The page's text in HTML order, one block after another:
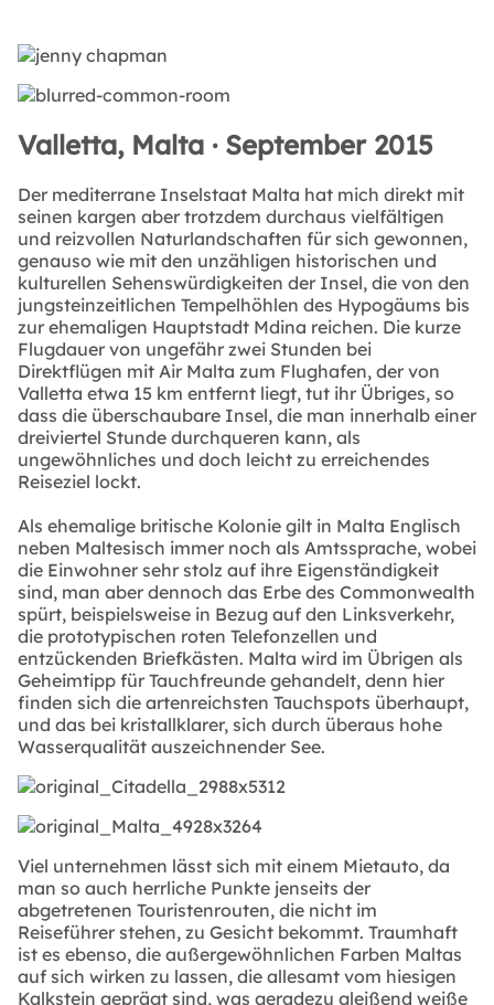
Valletta, Malta · September 2015
Der mediterrane Inselstaat Malta hat mich direkt mit
seinen kargen aber trotzdem durchaus vielfältigen
und reizvollen Naturlandschaften für sich gewonnen,
genauso wie mit den unzähligen historischen und
kulturellen Sehenswürdigkeiten der Insel, die von den
jungsteinzeitlichen Tempelhöhlen des Hypogäums bis
zur ehemaligen Hauptstadt Mdina reichen. Die kurze
Flugdauer von ungefähr zwei Stunden bei
Direktflügen mit Air Malta zum Flughafen, der von
Valletta etwa 15 km entfernt liegt, tut ihr Übriges, so
dass die überschaubare Insel, die man innerhalb einer
dreiviertel Stunde durchqueren kann, als
ungewöhnliches und doch leicht zu erreichendes
Reiseziel lockt.
Als ehemalige britische Kolonie gilt in Malta Englisch
neben Maltesisch immer noch als Amtssprache, wobei
die Einwohner sehr stolz auf ihre Eigenständigkeit
sind, man aber dennoch das Erbe des Commonwealth
spürt, beispielsweise in Bezug auf den Linksverkehr,
die prototypischen roten Telefonzellen und
entzückenden Briefkästen. Malta wird im Übrigen als
Geheimtipp für Tauchfreunde gehandelt, denn hier
finden sich die artenreichsten Tauchspots überhaupt,
und das bei kristallklarer, sich durch überaus hohe
Wasserqualität auszeichnender See.
Viel unternehmen lässt sich mit einem Mietauto, da
man so auch herrliche Punkte jenseits der
abgetretenen Touristenrouten, die nicht im
Reiseführer stehen, zu Gesicht bekommt. Traumhaft
ist es ebenso, die außergewöhnlichen Farben Maltas
auf sich wirken zu lassen, die allesamt vom hiesigen
Kalkstein geprägt sind, was geradezu gleißend weiße